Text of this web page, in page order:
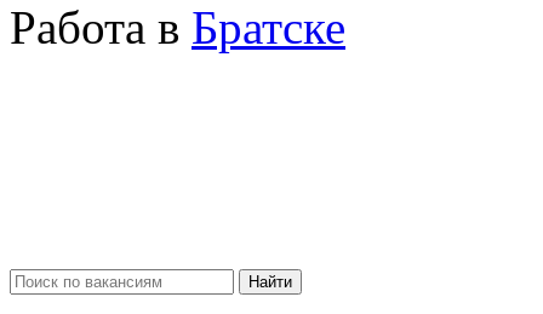
Работа в Братске